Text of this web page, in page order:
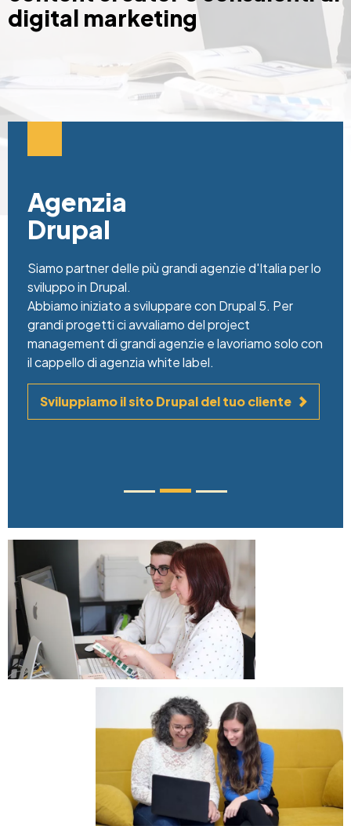
digital marketing
Agenzia
Drupal
Siamo partner delle più grandi agenzie d'Italia per lo
sviluppo in Drupal.
Abbiamo iniziato a sviluppare con Drupal 5. Per
grandi progetti ci avvaliamo del project
management di grandi agenzie e lavoriamo solo con
il cappello di agenzia white label.
Sviluppiamo il sito Drupal del tuo cliente
Image